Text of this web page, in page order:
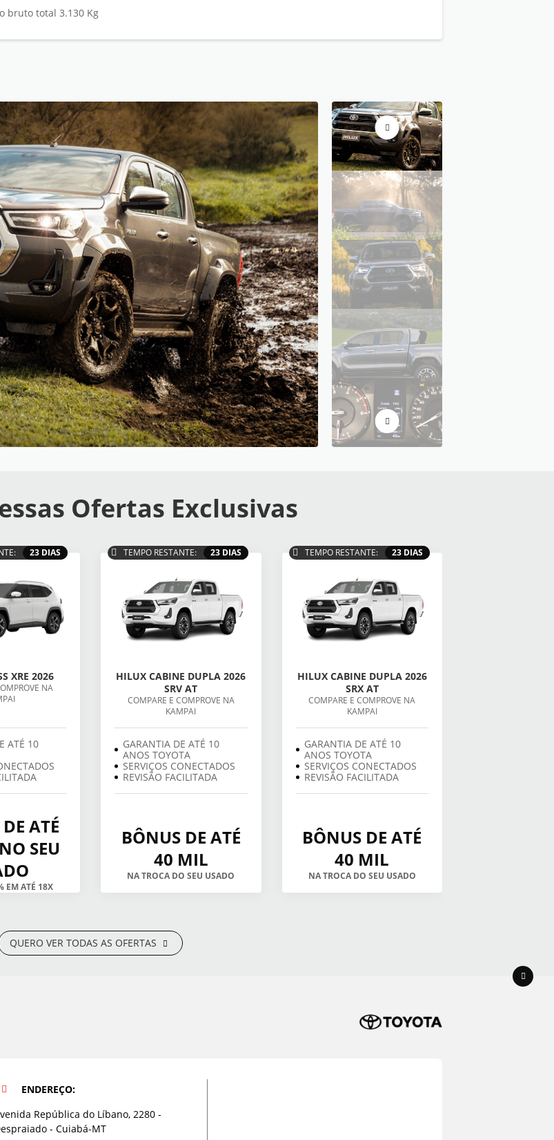
bruto total 3.130 Kg
Ofertas Exclusivas
23 DIAS
XRE 2026
NA
ATÉ 10
ATÉ
SEU
EM ATÉ 18X
TEMPO RESTANTE: 23 DIAS
HILUX CABINE DUPLA 2026
SRV AT
COMPARE E COMPROVE NA
KAMPAI
GARANTIA DE ATÉ 10
ANOS TOYOTA
SERVIÇOS CONECTADOS
REVISÃO FACILITADA
BÔNUS DE ATÉ
40 MIL
NA TROCA DO SEU USADO
TEMPO RESTANTE: 23 DIAS
HILUX CABINE DUPLA 2026
SRX AT
COMPARE E COMPROVE NA
KAMPAI
GARANTIA DE ATÉ 10
ANOS TOYOTA
SERVIÇOS CONECTADOS
REVISÃO FACILITADA
BÔNUS DE ATÉ
40 MIL
NA TROCA DO SEU USADO
QUERO VER TODAS AS OFERTAS
ENDEREÇO:
República do Líbano, 2280 -
- Cuiabá-MT